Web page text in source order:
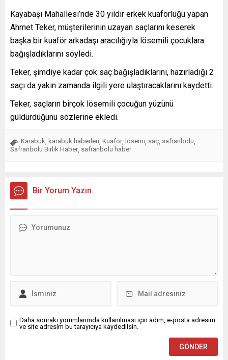
Kayabaşı Mahallesi’nde 30 yıldır erkek kuaförlüğü yapan
Ahmet Teker, müşterilerinin uzayan saçlarını keserek
başka bir kuaför arkadaşı aracılığıyla lösemili çocuklara
bağışladıklarını söyledi.
Teker, şimdiye kadar çok saç bağışladıklarını, hazırladığı 2
saçı da yakın zamanda ilgili yere ulaştıracaklarını kaydetti.
Teker, saçların birçok lösemili çocuğun yüzünü
güldürdüğünü sözlerine ekledi.
Karabük karabük haberleri Kuaför lösemi saç safranbolu
Safranbolu Birlik Haber safranbolu haber
Bir Yorum Yazın
Daha sonraki yorumlarımda kullanılması için adım, e-posta adresim
ve site adresim bu tarayıcıya kaydedilsin.